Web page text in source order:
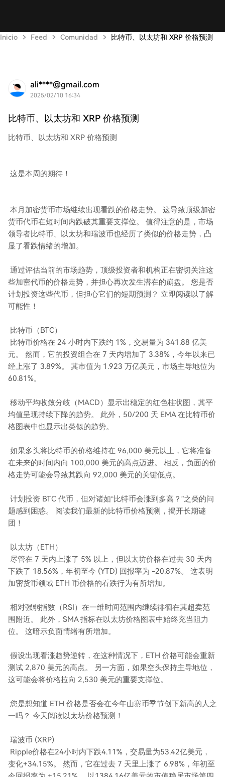
Inicio Feed Comunidad 比特币、以太坊和 XRP 价格预测
ali****@gmail.com
2025/02/10 16:34
比特币、以太坊和 XRP 价格预测
比特币、以太坊和 XRP 价格预测
这是本周的期待！
本月加密货币市场继续出现看跌的价格走势。 这导致顶级加密
货币代币在短时间内跌破其重要支撑位。 值得注意的是，市场
领导者比特币、以太坊和瑞波币也经历了类似的价格走势，凸
显了看跌情绪的增加。
通过评估当前的市场趋势，顶级投资者和机构正在密切关注这
些加密代币的价格走势，并担心再次发生潜在的崩盘。 您是否
计划投资这些代币，但担心它们的短期预测？ 立即阅读以了解
可能性！
比特币（BTC）
比特币价格在 24 小时内下跌约 1%，交易量为 341.88 亿美
元。 然而，它的投资组合在 7 天内增加了 3.38%，今年以来已
经上涨了 3.89%。 其市值为 1.923 万亿美元，市场主导地位为
60.81%。
移动平均收敛分歧（MACD）显示出稳定的红色柱状图，其平
均值呈现持续下降的趋势。 此外，50/200 天 EMA 在比特币价
格图表中也显示出类似的趋势。
如果多头将比特币的价格维持在 96,000 美元以上，它将准备
在未来的时间内向 100,000 美元的高点迈进。 相反，负面的价
格走势可能会导致其跌向 92,000 美元的关键低点。
计划投资 BTC 代币，但对诸如“比特币会涨到多高？”之类的问
题感到困惑。 阅读我们最新的比特币价格预测，揭开长期谜
团！
以太坊（ETH）
尽管在 7 天内上涨了 5% 以上，但以太坊价格在过去 30 天内
下跌了 18.56%，年初至今 (YTD) 回报率为 -20.87%。 这表明
加密货币领域 ETH 币价格的看跌行为有所增加。
相对强弱指数（RSI）在一维时间范围内继续徘徊在其超卖范
围附近。 此外，SMA 指标在以太坊价格图表中始终充当阻力
位。 这暗示负面情绪有所增加。
假设出现看涨趋势逆转，在这种情况下，ETH 价格可能会重新
测试 2,870 美元的高点。 另一方面，如果空头保持主导地位，
这可能会将价格拉向 2,530 美元的重要支撑位。
您是想知道 ETH 价格是否会在今年山寨币季节创下新高的人之
一吗？ 今天阅读以太坊价格预测！
瑞波币 (XRP)
Ripple价格在24小时内下跌4.11%，交易量为53.42亿美元，
变化+34.15%。 然而，它在过去 7 天里上涨了 6.98%，年初至